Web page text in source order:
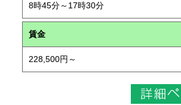
8時45分～17時30分
賃金
228,500円～